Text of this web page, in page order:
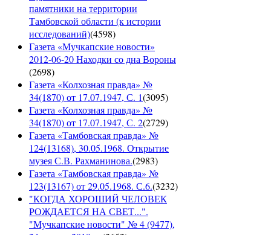
памятники на территории
Тамбовской области (к истории
исследований)(4598)
Газета «Мучкапские новости»
2012-06-20 Находки со дна Вороны
(2698)
Газета «Колхозная правда» №
34(1870) от 17.07.1947, С. 1(3095)
Газета «Колхозная правда» №
34(1870) от 17.07.1947, С. 2(2729)
Газета «Тамбовская правда» №
124(13168), 30.05.1968. Открытие
музея С.В. Рахманинова.(2983)
Газета «Тамбовская правда» №
123(13167) от 29.05.1968. С.6.(3232)
"КОГДА ХОРОШИЙ ЧЕЛОВЕК
РОЖДАЕТСЯ НА СВЕТ...".
"Мучкапские новости" № 4 (9477),